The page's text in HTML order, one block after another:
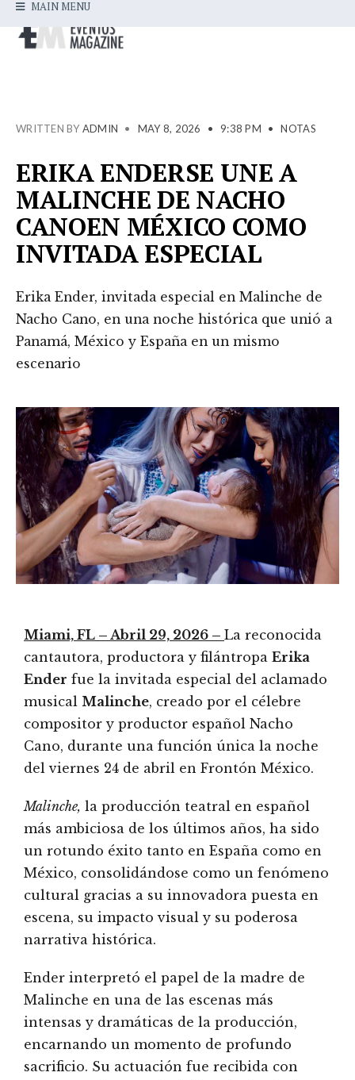
MAIN MENU
WRITTEN BY ADMIN • MAY 8, 2026 • 9:38 PM • NOTAS
ERIKA ENDERSE UNE A
MALINCHE DE NACHO
CANOEN MÉXICO COMO
INVITADA ESPECIAL
Erika Ender, invitada especial en Malinche de
Nacho Cano, en una noche histórica que unió a
Panamá, México y España en un mismo
escenario
Miami, FL – Abril 29, 2026 – La reconocida
cantautora, productora y filántropa Erika
Ender fue la invitada especial del aclamado
musical Malinche, creado por el célebre
compositor y productor español Nacho
Cano, durante una función única la noche
del viernes 24 de abril en Frontón México.
Malinche, la producción teatral en español
más ambiciosa de los últimos años, ha sido
un rotundo éxito tanto en España como en
México, consolidándose como un fenómeno
cultural gracias a su innovadora puesta en
escena, su impacto visual y su poderosa
narrativa histórica.
Ender interpretó el papel de la madre de
Malinche en una de las escenas más
intensas y dramáticas de la producción,
encarnando un momento de profundo
sacrificio. Su actuación fue recibida con